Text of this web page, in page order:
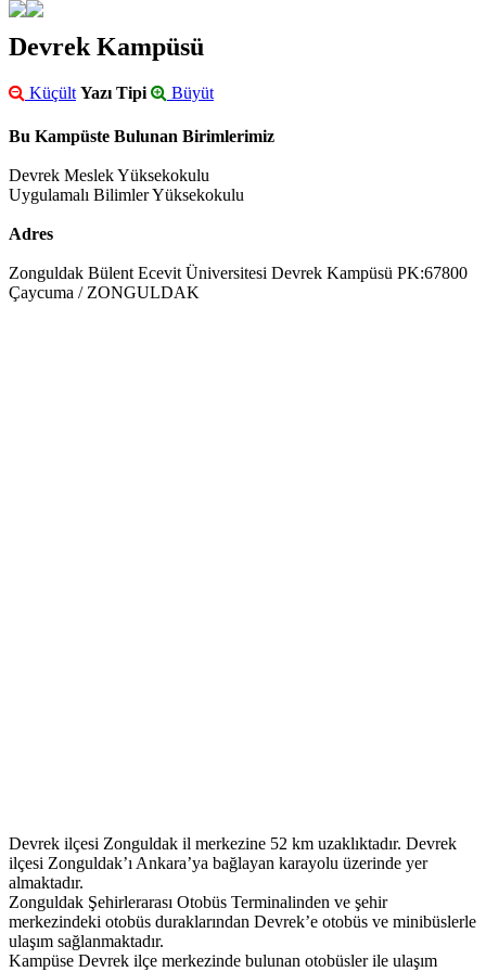
Devrek Kampüsü
Küçült Yazı Tipi Büyüt
Bu Kampüste Bulunan Birimlerimiz
Devrek Meslek Yüksekokulu
Uygulamalı Bilimler Yüksekokulu
Adres
Zonguldak Bülent Ecevit Üniversitesi Devrek Kampüsü PK:67800
Çaycuma / ZONGULDAK
Devrek ilçesi Zonguldak il merkezine 52 km uzaklıktadır. Devrek
ilçesi Zonguldak’ı Ankara’ya bağlayan karayolu üzerinde yer
almaktadır.
Zonguldak Şehirlerarası Otobüs Terminalinden ve şehir
merkezindeki otobüs duraklarından Devrek’e otobüs ve minibüslerle
ulaşım sağlanmaktadır.
Kampüse Devrek ilçe merkezinde bulunan otobüsler ile ulaşım